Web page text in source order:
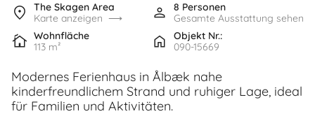
The Skagen Area
Karte anzeigen
8 Personen
Gesamte Ausstattung sehen
Wohnfläche
113 m²
Objekt Nr.:
090-15669
Modernes Ferienhaus in Ålbæk nahe
kinderfreundlichem Strand und ruhiger Lage, ideal
für Familien und Aktivitäten.